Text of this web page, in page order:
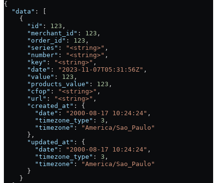
{
  "data"
: [
    {
      "id"
: 123 ,
      "merchant_id"
: 123 ,
      "order_id"
: 123 ,
      "series"
: "<string>" ,
      "number"
: "<string>" ,
      "key"
: "<string>" ,
      "date"
: "2023-11-07T05:31:56Z" ,
      "value"
: 123 ,
      "products_value"
: 123 ,
      "cfop"
: "<string>" ,
      "url"
: "<string>" ,
      "created_at"
: {
        "date"
: "2000-08-17 10:24:24" ,
        "timezone_type"
: 3 ,
        "timezone"
:
"America/Sao_Paulo"
      },
      "updated_at"
: {
        "date"
: "2000-08-17 10:24:24" ,
        "timezone_type"
: 3 ,
        "timezone"
:
"America/Sao_Paulo"
      }
    }